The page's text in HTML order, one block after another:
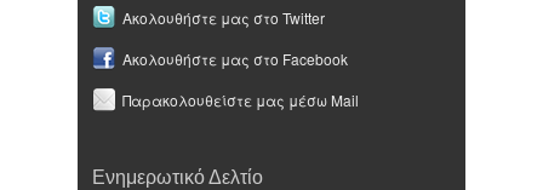
Ακολουθήστε μας στο Twitter
Ακολουθήστε μας στο Facebook
Παρακολουθείστε μας μέσω Mail
Ενημερωτικό Δελτίο